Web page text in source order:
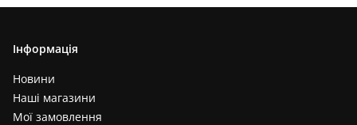
Інформація
Новини
Наші магазини
Мої замовлення